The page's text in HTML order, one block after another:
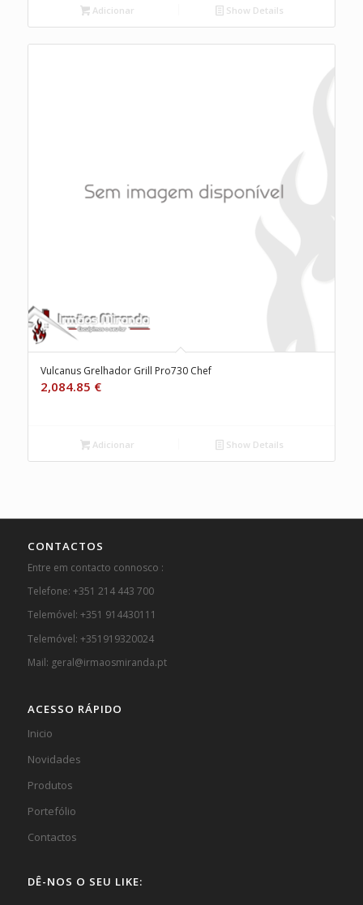
Adicionar Show Details
Vulcanus Grelhador Grill Pro730 Chef
2,084.85 €
Adicionar Show Details
CONTACTOS
Entre em contacto connosco :
Telefone: +351 214 443 700
Telemóvel: +351 914430111
Telemóvel: +351919320024
Mail: geral@irmaosmiranda.pt
ACESSO RÁPIDO
Inicio
Novidades
Produtos
Portefólio
Contactos
DÊ-NOS O SEU LIKE: